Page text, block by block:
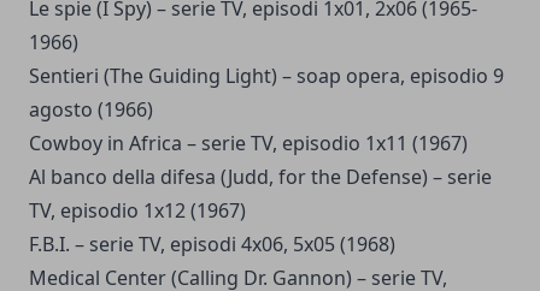
Le spie (I Spy) – serie TV, episodi 1x01, 2x06 (1965-
1966)
Sentieri (The Guiding Light) – soap opera, episodio 9
agosto (1966)
Cowboy in Africa – serie TV, episodio 1x11 (1967)
Al banco della difesa (Judd, for the Defense) – serie
TV, episodio 1x12 (1967)
F.B.I. – serie TV, episodi 4x06, 5x05 (1968)
Medical Center (Calling Dr. Gannon) – serie TV,